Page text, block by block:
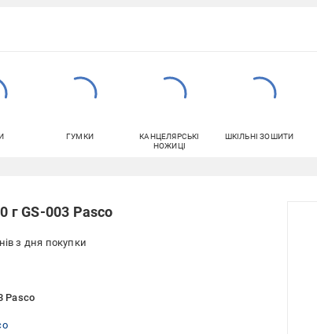
ГУМКИ
КАНЦЕЛЯРСЬКІ
НОЖИЦІ
ШКІЛЬНІ ЗОШИТИ
г GS-003 Pasco
з дня покупки
Pasco